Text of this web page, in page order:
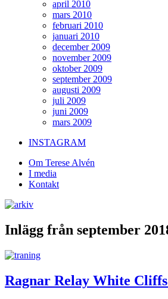
april 2010
mars 2010
februari 2010
januari 2010
december 2009
november 2009
oktober 2009
september 2009
augusti 2009
juli 2009
juni 2009
mars 2009
INSTAGRAM
Om Terese Alvén
I media
Kontakt
Inlägg från september
Ragnar Relay White